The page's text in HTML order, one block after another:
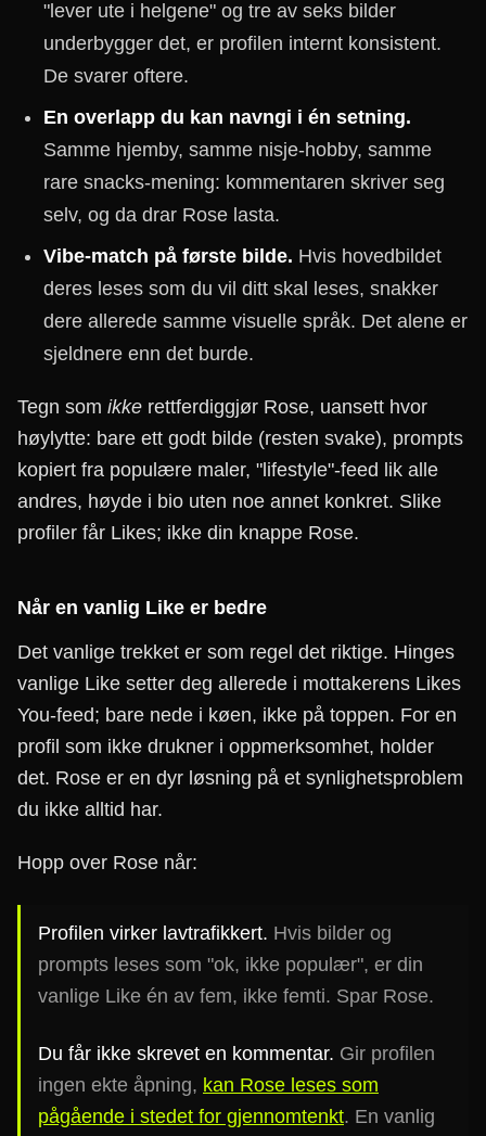
"lever ute i helgene" og tre av seks bilder
underbygger det, er profilen internt konsistent.
De svarer oftere.
En overlapp du kan navngi i én setning.
Samme hjemby, samme nisje-hobby, samme
rare snacks-mening: kommentaren skriver seg
selv, og da drar Rose lasta.
Vibe-match på første bilde. Hvis hovedbildet
deres leses som du vil ditt skal leses, snakker
dere allerede samme visuelle språk. Det alene er
sjeldnere enn det burde.
Tegn som ikke rettferdiggjør Rose, uansett hvor
høylytte: bare ett godt bilde (resten svake), prompts
kopiert fra populære maler, "lifestyle"-feed lik alle
andres, høyde i bio uten noe annet konkret. Slike
profiler får Likes; ikke din knappe Rose.
Når en vanlig Like er bedre
Det vanlige trekket er som regel det riktige. Hinges
vanlige Like setter deg allerede i mottakerens Likes
You-feed; bare nede i køen, ikke på toppen. For en
profil som ikke drukner i oppmerksomhet, holder
det. Rose er en dyr løsning på et synlighetsproblem
du ikke alltid har.
Hopp over Rose når:
Profilen virker lavtrafikkert. Hvis bilder og
prompts leses som "ok, ikke populær", er din
vanlige Like én av fem, ikke femti. Spar Rose.
Du får ikke skrevet en kommentar. Gir profilen
ingen ekte åpning, kan Rose leses som
pågående i stedet for gjennomtenkt. En vanlig